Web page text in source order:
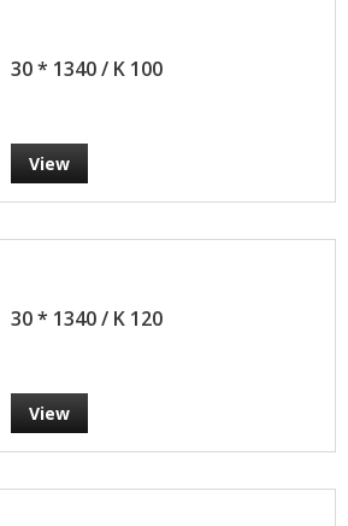
30 * 1340 / K 100
View
30 * 1340 / K 120
View